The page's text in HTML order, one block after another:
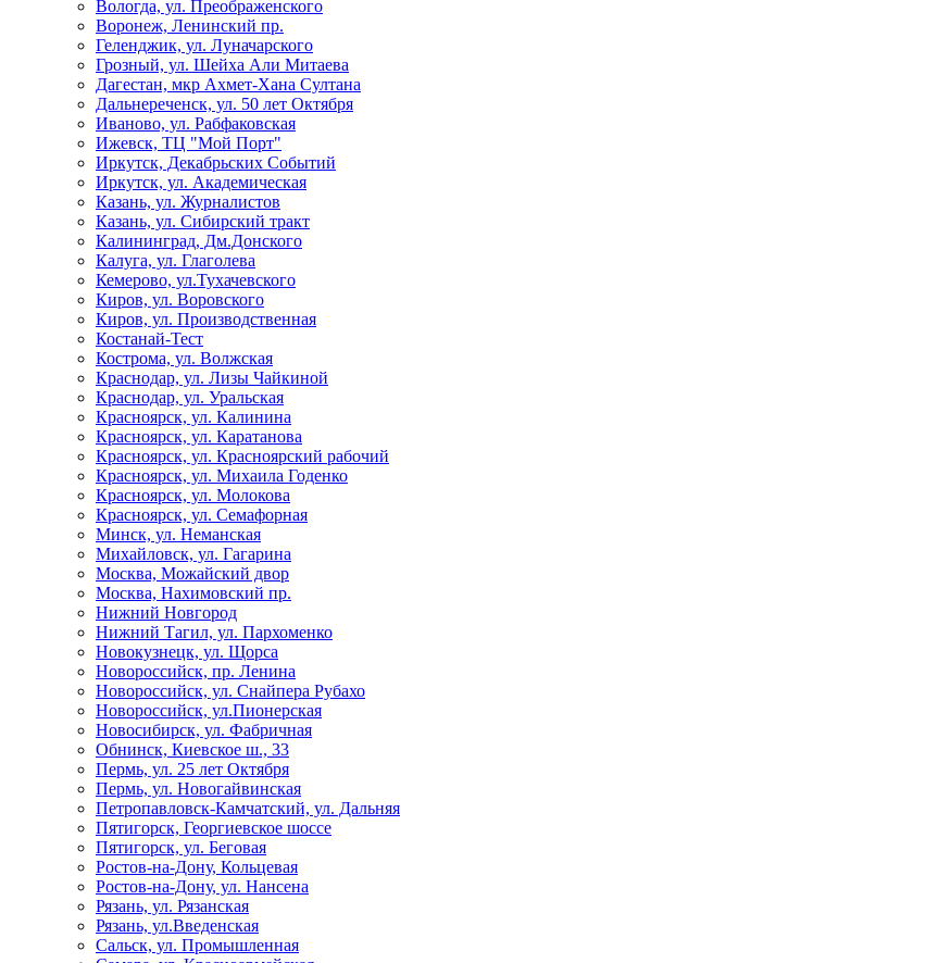
Вологда, ул. Преображенского
Воронеж, Ленинский пр.
Геленджик, ул. Луначарского
Грозный, ул. Шейха Али Митаева
Дагестан, мкр Ахмет-Хана Султана
Дальнереченск, ул. 50 лет Октября
Иваново, ул. Рабфаковская
Ижевск, ТЦ "Мой Порт"
Иркутск, Декабрьских Событий
Иркутск, ул. Академическая
Казань, ул. Журналистов
Казань, ул. Сибирский тракт
Калининград, Дм.Донского
Калуга, ул. Глаголева
Кемерово, ул.Тухачевского
Киров, ул. Воровского
Киров, ул. Производственная
Костанай-Тест
Кострома, ул. Волжская
Краснодар, ул. Лизы Чайкиной
Краснодар, ул. Уральская
Красноярск, ул. Калинина
Красноярск, ул. Каратанова
Красноярск, ул. Красноярский рабочий
Красноярск, ул. Михаила Годенко
Красноярск, ул. Молокова
Красноярск, ул. Семафорная
Минск, ул. Неманская
Михайловск, ул. Гагарина
Москва, Можайский двор
Москва, Нахимовский пр.
Нижний Новгород
Нижний Тагил, ул. Пархоменко
Новокузнецк, ул. Щорса
Новороссийск, пр. Ленина
Новороссийск, ул. Снайпера Рубахо
Новороссийск, ул.Пионерская
Новосибирск, ул. Фабричная
Обнинск, Киевское ш., 33
Пермь, ул. 25 лет Октября
Пермь, ул. Новогайвинская
Петропавловск-Камчатский, ул. Дальняя
Пятигорск, Георгиевское шоссе
Пятигорск, ул. Беговая
Ростов-на-Дону, Кольцевая
Ростов-на-Дону, ул. Нансена
Рязань, ул. Рязанская
Рязань, ул.Введенская
Сальск, ул. Промышленная